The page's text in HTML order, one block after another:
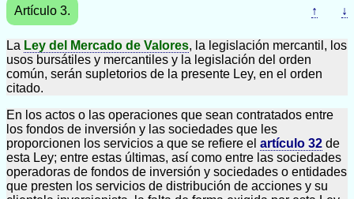
Artículo 3. ↑ ↓
La Ley del Mercado de Valores, la legislación mercantil, los
usos bursátiles y mercantiles y la legislación del orden
común, serán supletorios de la presente Ley, en el orden
citado.
En los actos o las operaciones que sean contratados entre
los fondos de inversión y las sociedades que les
proporcionen los servicios a que se refiere el artículo 32 de
esta Ley; entre estas últimas, así como entre las sociedades
operadoras de fondos de inversión y sociedades o entidades
que presten los servicios de distribución de acciones y su